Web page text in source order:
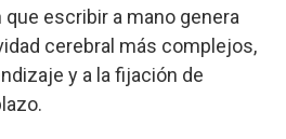
escribir a mano genera
cerebral más complejos,
y a la fijación de